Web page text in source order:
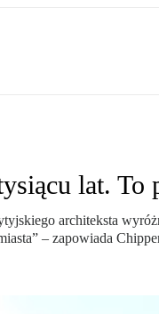
lat. To
architeksta
– zapowiada